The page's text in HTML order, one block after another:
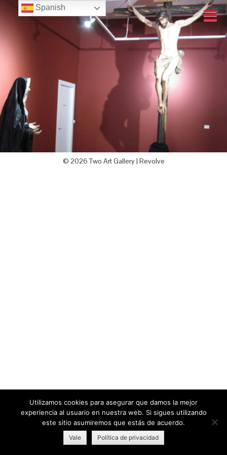
Spanish
Utilizamos cookies para asegurar que damos la mejor
experiencia al usuario en nuestra web. Si sigues utilizando
este sitio asumiremos que estás de acuerdo.
Vale Política de privacidad
© 2026 Two Art Gallery | Revolve